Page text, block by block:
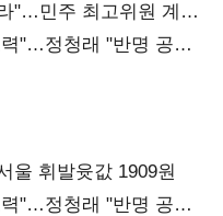
"…민주 최고위원 계파
"…정청래 "반명 공세
울 휘발윳값 1909원
"…정청래 "반명 공세